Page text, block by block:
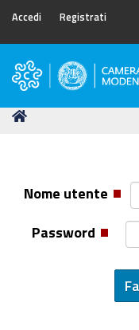
Accedi Registrati
Camera
Commercio
Tu
Nome utente
Password